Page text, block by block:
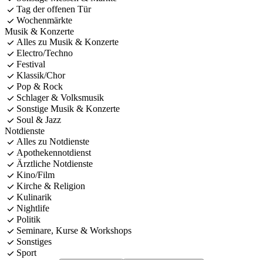
Tag der offenen Tür
Wochenmärkte
Musik & Konzerte
Alles zu Musik & Konzerte
Electro/Techno
Festival
Klassik/Chor
Pop & Rock
Schlager & Volksmusik
Sonstige Musik & Konzerte
Soul & Jazz
Notdienste
Alles zu Notdienste
Apothekennotdienst
Ärztliche Notdienste
Kino/Film
Kirche & Religion
Kulinarik
Nightlife
Politik
Seminare, Kurse & Workshops
Sonstiges
Sport